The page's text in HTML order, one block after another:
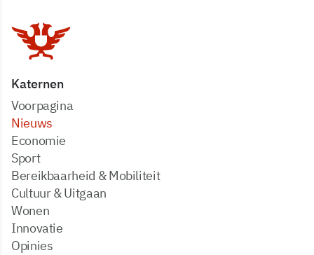
Katernen
Voorpagina
Nieuws
Economie
Sport
Bereikbaarheid & Mobiliteit
Cultuur & Uitgaan
Wonen
Innovatie
Opinies